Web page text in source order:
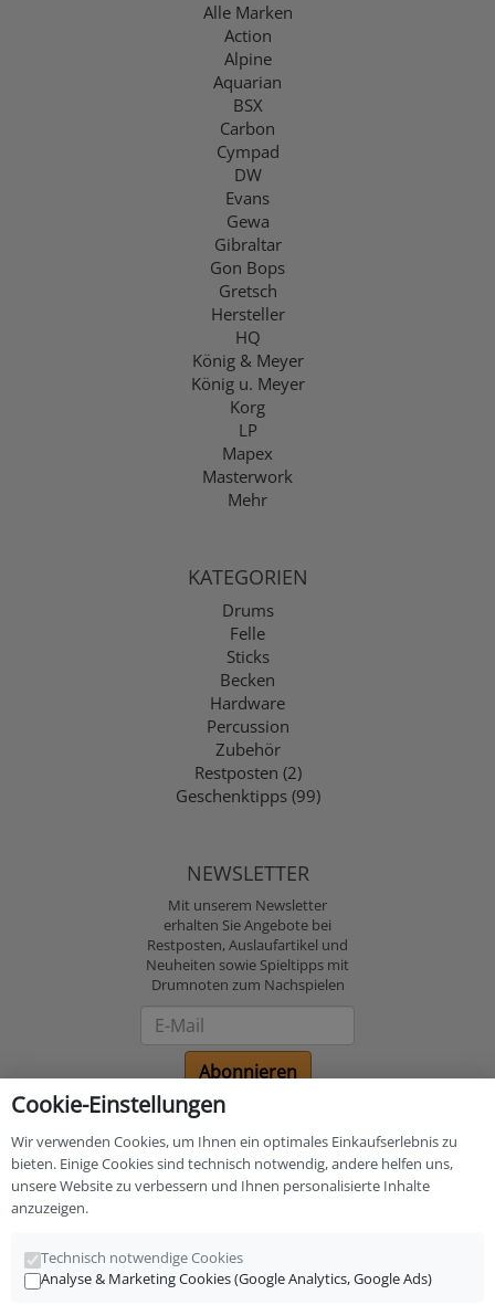
Alle Marken
Action
Alpine
Aquarian
BSX
Carbon
Cympad
DW
Evans
Gewa
Gibraltar
Gon Bops
Gretsch
Hersteller
HQ
König & Meyer
König u. Meyer
Korg
LP
Mapex
Masterwork
Mehr
KATEGORIEN
Drums
Felle
Sticks
Becken
Hardware
Percussion
Zubehör
Restposten (2)
Geschenktipps (99)
NEWSLETTER
Mit unserem Newsletter
erhalten Sie Angebote bei
Restposten, Auslaufartikel und
Neuheiten sowie Spieltipps mit
Drumnoten zum Nachspielen
Abonnieren
Bezahlung und
Versand
Cookie-Einstellungen
Wir verwenden Cookies, um Ihnen ein optimales Einkaufserlebnis zu
bieten. Einige Cookies sind technisch notwendig, andere helfen uns,
unsere Website zu verbessern und Ihnen personalisierte Inhalte
anzuzeigen.
Technisch notwendige Cookies
Analyse & Marketing Cookies (Google Analytics, Google Ads)